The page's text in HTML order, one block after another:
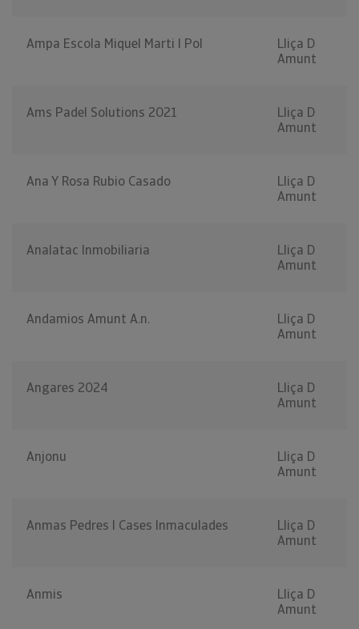
Ampa Escola Miquel Marti I Pol
Lliça D
Amunt
Ams Padel Solutions 2021
Lliça D
Amunt
Ana Y Rosa Rubio Casado
Lliça D
Amunt
Analatac Inmobiliaria
Lliça D
Amunt
Andamios Amunt A.n.
Lliça D
Amunt
Angares 2024
Lliça D
Amunt
Anjonu
Lliça D
Amunt
Anmas Pedres I Cases Inmaculades
Lliça D
Amunt
Anmis
Lliça D
Amunt